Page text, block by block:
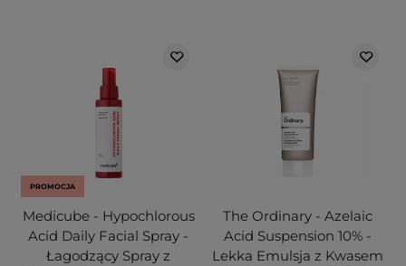
PROMOCJA
Medicube - Hypochlorous
Acid Daily Facial Spray -
Łagodzący Spray z
The Ordinary - Azelaic
Acid Suspension 10% -
Lekka Emulsja z Kwasem